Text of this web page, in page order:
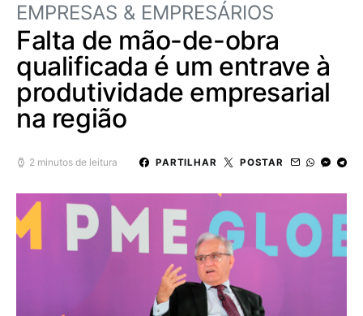
EMPRESAS & EMPRESÁRIOS
Falta de mão-de-obra
qualificada é um entrave à
produtividade empresarial
na região
2 minutos de leitura PARTILHAR POSTAR